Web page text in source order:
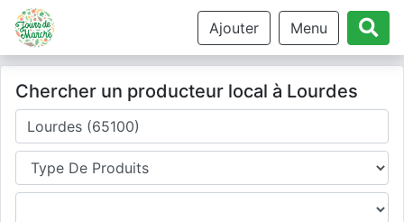
Ajouter Menu
Chercher un producteur local à Lourdes